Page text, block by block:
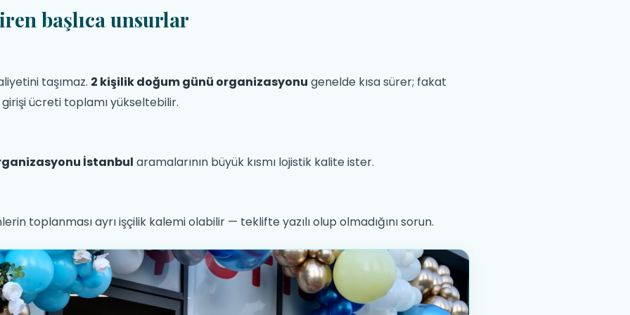
başlıca unsurlar
taşımaz. 2 kişilik doğum günü organizasyonu genelde kısa sürer; fakat
ücreti toplamı yükseltebilir.
İstanbul aramalarının büyük kısmı lojistik kalite ister.
toplanması ayrı işçilik kalemi olabilir — teklifte yazılı olup olmadığını sorun.